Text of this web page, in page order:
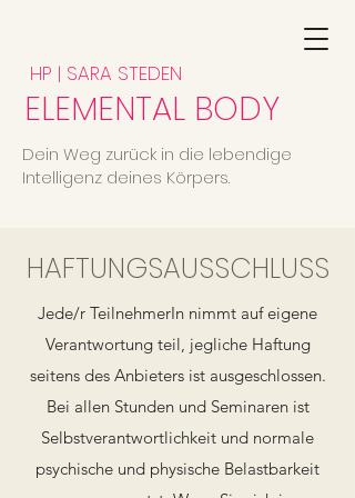
HP | SARA STEDEN
ELEMENTAL BODY
Dein Weg zurück in die lebendige
Intelligenz deines Körpers.
HAFTUNGSAUSSCHLUSS
Jede/r TeilnehmerIn nimmt auf eigene
Verantwortung teil, jegliche Haftung
seitens des Anbieters ist ausgeschlossen.
Bei allen Stunden und Seminaren ist
Selbstverantwortlichkeit und normale
psychische und physische Belastbarkeit